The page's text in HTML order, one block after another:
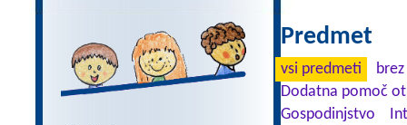
Predmet
vsi predmeti
Dodatna pomoč
Gospodinjstvo